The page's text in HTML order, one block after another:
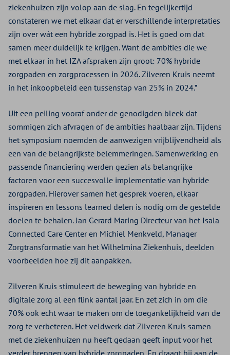
ziekenhuizen zijn volop aan de slag. En tegelijkertijd
constateren we met elkaar dat er verschillende interpretaties
zijn over wát een hybride zorgpad is. Het is goed om dat
samen meer duidelijk te krijgen. Want de ambities die we
met elkaar in het IZA afspraken zijn groot: 70% hybride
zorgpaden en zorgprocessen in 2026. Zilveren Kruis neemt
in het inkoopbeleid een tussenstap van 25% in 2024.”
Uit een peiling vooraf onder de genodigden bleek dat
sommigen zich afvragen of de ambities haalbaar zijn. Tijdens
het symposium noemden de aanwezigen vrijblijvendheid als
een van de belangrijkste belemmeringen. Samenwerking en
passende financiering werden gezien als belangrijke
factoren voor een succesvolle implementatie van hybride
zorgpaden. Hierover samen het gesprek voeren, elkaar
inspireren en lessons learned delen is nodig om de gestelde
doelen te behalen. Jan Gerard Maring Directeur van het Isala
Connected Care Center en Michiel Menkveld, Manager
Zorgtransformatie van het Wilhelmina Ziekenhuis, deelden
voorbeelden hoe zij dit aanpakken.
Zilveren Kruis stimuleert de beweging van hybride en
digitale zorg al een flink aantal jaar. En zet zich in om die
70% ook echt waar te maken om de toegankelijkheid van de
zorg te verbeteren. Het veldwerk dat Zilveren Kruis samen
met de ziekenhuizen nu heeft gedaan geeft input voor het